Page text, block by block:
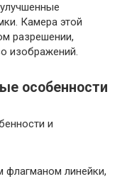
Камера этой
разрешении,
изображений.
особенности
флагманом линейки,